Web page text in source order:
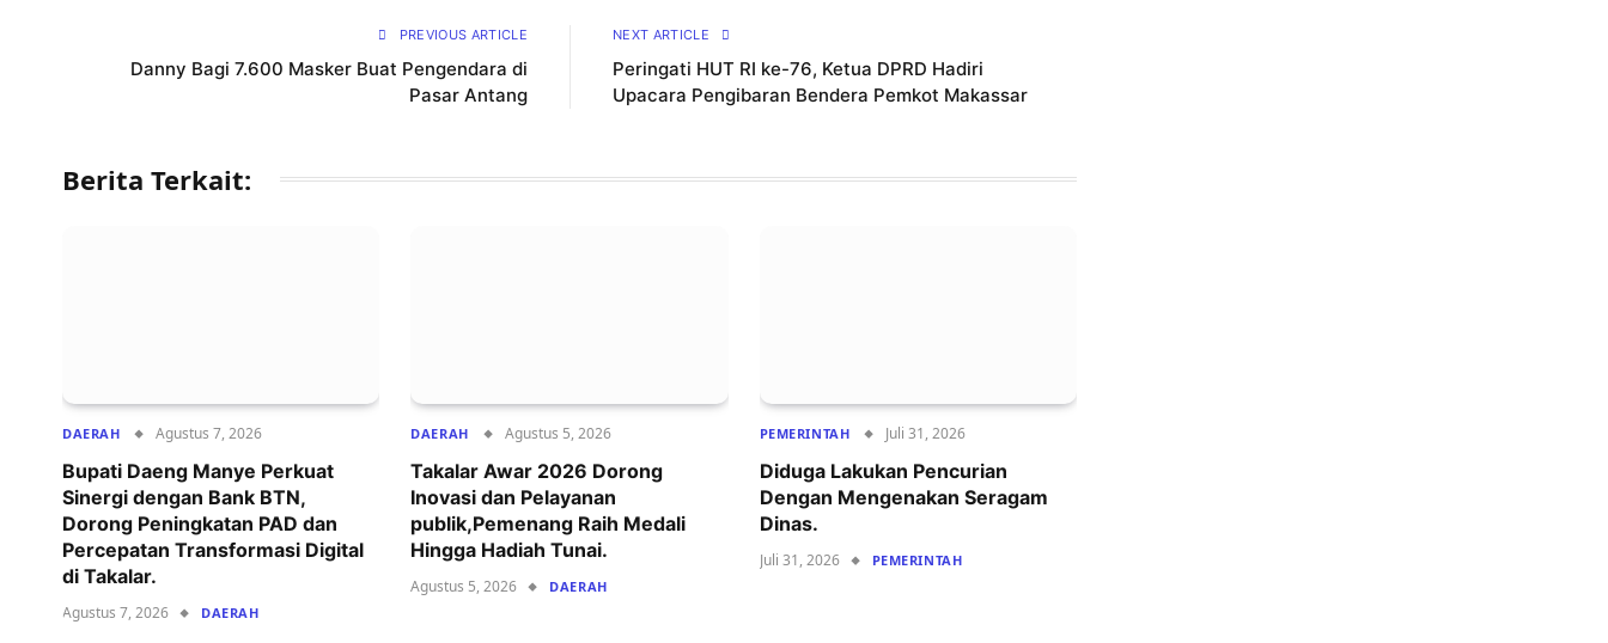
PREVIOUS ARTICLE
Danny Bagi 7.600 Masker Buat Pengendara di
Pasar Antang
NEXT ARTICLE
Peringati HUT RI ke-76, Ketua DPRD Hadiri
Upacara Pengibaran Bendera Pemkot Makassar
Berita Terkait:
DAERAH Agustus 7, 2026
Bupati Daeng Manye Perkuat
Sinergi dengan Bank BTN,
Dorong Peningkatan PAD dan
Percepatan Transformasi Digital
di Takalar.
Agustus 7, 2026 DAERAH
DAERAH Agustus 5, 2026
Takalar Awar 2026 Dorong
Inovasi dan Pelayanan
publik,Pemenang Raih Medali
Hingga Hadiah Tunai.
Agustus 5, 2026 DAERAH
PEMERINTAH Juli 31, 2026
Diduga Lakukan Pencurian
Dengan Mengenakan Seragam
Dinas.
Juli 31, 2026 PEMERINTAH